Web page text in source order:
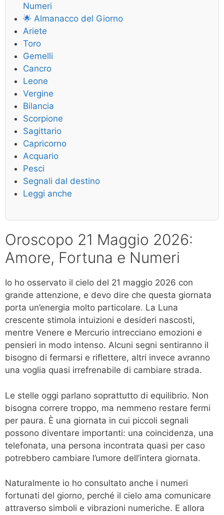
Numeri
🌟 Almanacco del Giorno
Ariete
Toro
Gemelli
Cancro
Leone
Vergine
Bilancia
Scorpione
Sagittario
Capricorno
Acquario
Pesci
Segnali dal destino
Leggi anche
Oroscopo 21 Maggio 2026:
Amore, Fortuna e Numeri
Io ho osservato il cielo del 21 maggio 2026 con
grande attenzione, e devo dire che questa giornata
porta un’energia molto particolare. La Luna
crescente stimola intuizioni e desideri nascosti,
mentre Venere e Mercurio intrecciano emozioni e
pensieri in modo intenso. Alcuni segni sentiranno il
bisogno di fermarsi e riflettere, altri invece avranno
una voglia quasi irrefrenabile di cambiare strada.
Le stelle oggi parlano soprattutto di equilibrio. Non
bisogna correre troppo, ma nemmeno restare fermi
per paura. È una giornata in cui piccoli segnali
possono diventare importanti: una coincidenza, una
telefonata, una persona incontrata quasi per caso
potrebbero cambiare l’umore dell’intera giornata.
Naturalmente io ho consultato anche i numeri
fortunati del giorno, perché il cielo ama comunicare
attraverso simboli e vibrazioni numeriche. E allora